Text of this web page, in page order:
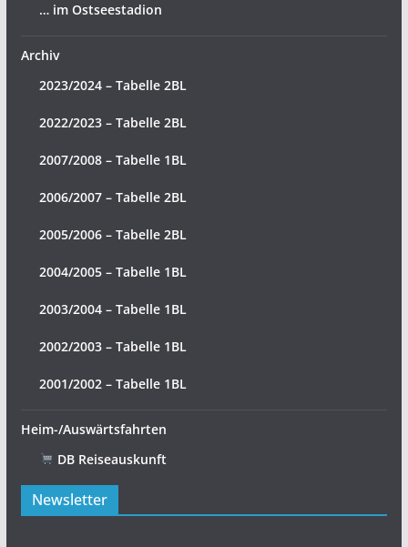
… im Ostseestadion
Archiv
2023/2024 – Tabelle 2BL
2022/2023 – Tabelle 2BL
2007/2008 – Tabelle 1BL
2006/2007 – Tabelle 2BL
2005/2006 – Tabelle 2BL
2004/2005 – Tabelle 1BL
2003/2004 – Tabelle 1BL
2002/2003 – Tabelle 1BL
2001/2002 – Tabelle 1BL
Heim-/Auswärtsfahrten
DB Reiseauskunft
Newsletter